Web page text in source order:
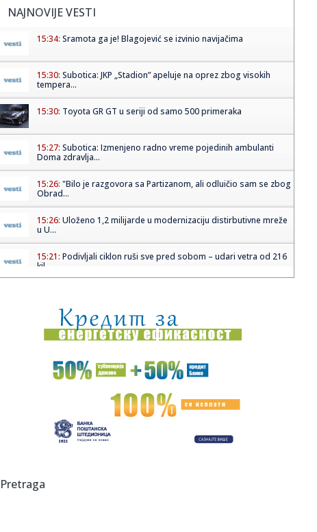
NAJNOVIJE VESTI
15:34: Sramota ga je! Blagojević se izvinio navijačima
15:30: Subotica: JKP „Stadion” apeluje na oprez zbog visokih
tempera...
15:30: Toyota GR GT u seriji od samo 500 primeraka
15:27: Subotica: Izmenjeno radno vreme pojedinih ambulanti
Doma zdravlja...
15:26: "Bilo je razgovora sa Partizanom, ali odluičio sam se zbog
Obrad...
15:26: Uloženo 1,2 milijarde u modernizaciju distirbutivne mreže
u U...
15:21: Podivljali ciklon ruši sve pred sobom – udari vetra od 216
kil...
15:12:Oproštaj Saše Lukića: "Došlo je vreme da krenem dalje"
15:11:Regionalna mreža SafeJournalists osudila prijetnje smrću
Veranu...
Registrovan zemljotres u Srbiji
15:05:Бебе које одрастају са псима су ...
borbe: Ni...
Pretraga